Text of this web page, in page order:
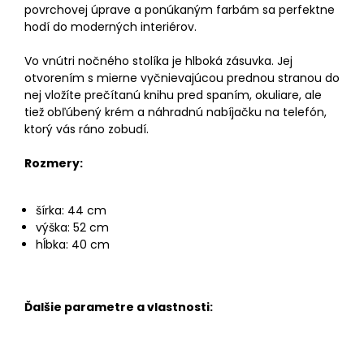
povrchovej úprave a ponúkaným farbám sa perfektne
hodí do moderných interiérov.
Vo vnútri nočného stolíka je hlboká zásuvka. Jej
otvorením s mierne vyčnievajúcou prednou stranou do
nej vložíte prečítanú knihu pred spaním, okuliare, ale
tiež obľúbený krém a náhradnú nabíjačku na telefón,
ktorý vás ráno zobudí.
Rozmery:
šírka: 44 cm
výška: 52 cm
hĺbka: 40 cm
Ďalšie parametre a vlastnosti: